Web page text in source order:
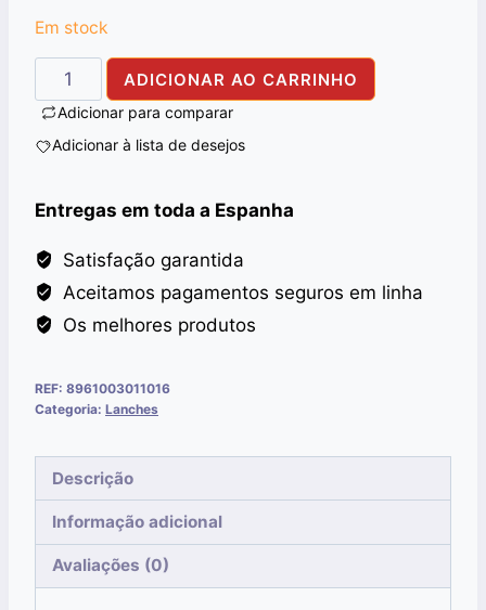
Em stock
Quantidade
de
BISCUITS
PLUS
108G
ADICIONAR AO CARRINHO
Adicionar para comparar
Adicionar à lista de desejos
Entregas em toda a Espanha
Satisfação garantida
Aceitamos pagamentos seguros em linha
Os melhores produtos
REF: 8961003011016
Categoria: Lanches
Descrição
Informação adicional
Avaliações (0)